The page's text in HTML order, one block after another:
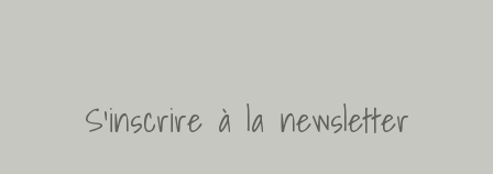
S'inscrire à la newsletter